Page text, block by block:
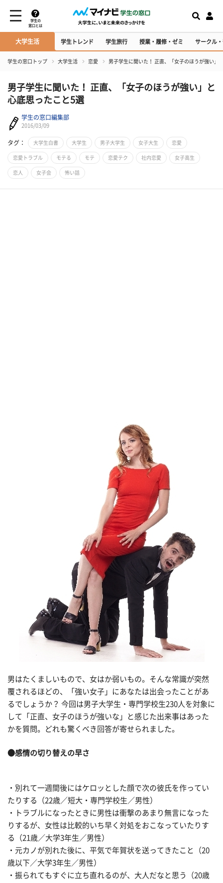
学生の
窓口とは
大学生活 学生トレンド 学生旅行 授業・履修・ゼミ サークル
学生の窓口トップ 大学生活 恋愛 男子学生に聞いた！ 正直、「女子のほうが強い」
男子学生に聞いた！ 正直、「女子のほうが強い」と
心底思ったこと5選
学生の窓口編集部
2016/03/09
タグ： 大学生白書 大学生 男子大学生 女子大生 恋愛
恋愛トラブル モテる モテ 恋愛テク 社内恋愛 女子高生
恋人 女子会 怖い話
男はたくましいもので、女はか弱いもの。そんな常識が突然
覆されるほどの、「強い女子」にあなたは出会ったことがあ
るでしょうか？ 今回は男子大学生・専門学校生230人を対象に
して「正直、女子のほうが強いな」と感じた出来事はあった
かを質問。どれも驚くべき回答が寄せられました。
●感情の切り替えの早さ
・別れて一週間後にはケロッとした顔で次の彼氏を作ってい
たりする（22歳／短大・専門学校生／男性）
・トラブルになったときに男性は衝撃のあまり無言になった
りするが、女性は比較的いち早く対処をおこなっていたりす
る（21歳／大学3年生／男性）
・元カノが別れた後に、平気で年賀状を送ってきたこと（20
歳以下／大学3年生／男性）
・振られてもすぐに立ち直れるのが、大人だなと思う（20歳